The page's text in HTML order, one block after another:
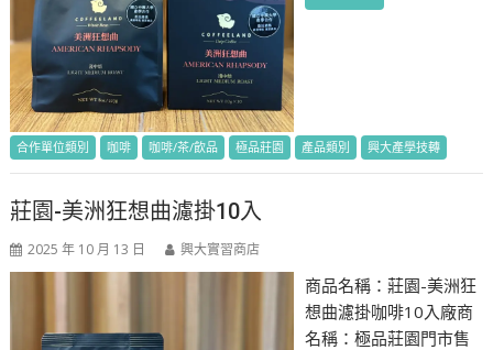
合作單位類別 咖啡 咖啡/茶/飲品 極品莊園 產品類別 興大產學技轉
莊園-美洲狂想曲濾掛10入
2025 年 10 月 13 日 興大實習商店
商品名稱：莊園-美洲狂
想曲濾掛咖啡10入廠商
名稱：極品莊園門市售